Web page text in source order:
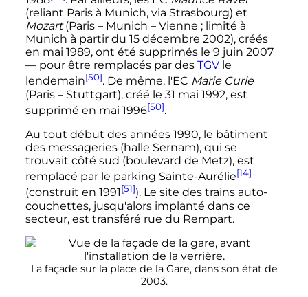
(reliant Paris à Munich, via Strasbourg) et
Mozart(Paris – Munich – Vienne ; limité à
Munich à partir du 15 décembre 2002), créés
en mai 1989, ont été supprimés le 9 juin 2007
— pour être remplacés par des TGVle
lendemain[50]. De même, l'EC Marie Curie
(Paris – Stuttgart), créé le 31 mai 1992, est
supprimé en mai 1996[50].
Au tout début des années 1990, le bâtiment
des messageries (halle Sernam), qui se
trouvait côté sud (boulevard de Metz), est
remplacé par le parking Sainte-Aurélie[14]
(construit en 1991[51]). Le site des trains auto-
couchettes, jusqu'alors implanté dans ce
secteur, est transféré rue du Rempart.
La façade sur la place de la Gare, dans son état de
2003.